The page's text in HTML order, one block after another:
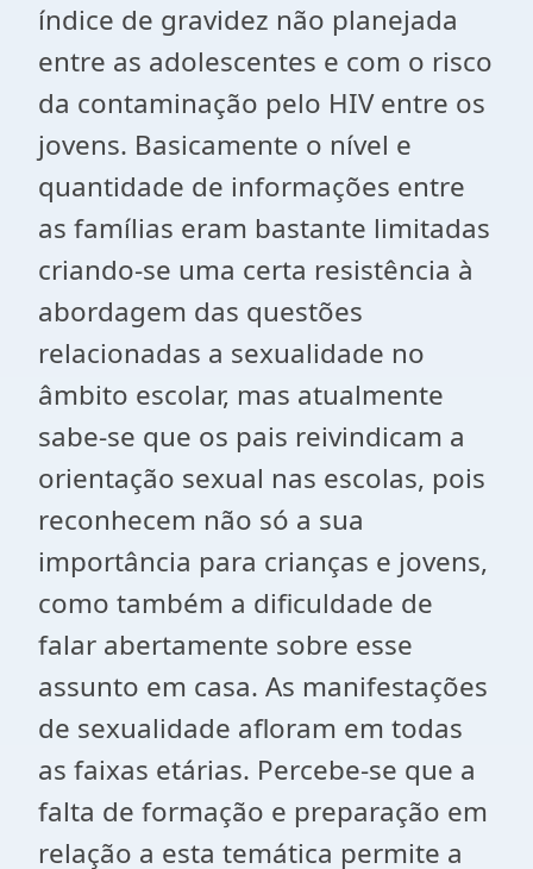
índice de gravidez não planejada
entre as adolescentes e com o risco
da contaminação pelo HIV entre os
jovens. Basicamente o nível e
quantidade de informações entre
as famílias eram bastante limitadas
criando-se uma certa resistência à
abordagem das questões
relacionadas a sexualidade no
âmbito escolar, mas atualmente
sabe-se que os pais reivindicam a
orientação sexual nas escolas, pois
reconhecem não só a sua
importância para crianças e jovens,
como também a dificuldade de
falar abertamente sobre esse
assunto em casa. As manifestações
de sexualidade afloram em todas
as faixas etárias. Percebe-se que a
falta de formação e preparação em
relação a esta temática permite a